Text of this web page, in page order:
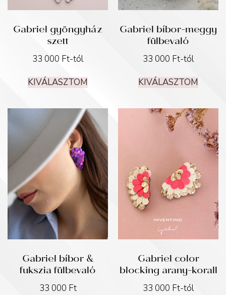
Gabriel gyöngyház
szett
33 000 Ft-tól
KIVÁLASZTOM
Gabriel bíbor-meggy
fülbevaló
33 000 Ft-tól
KIVÁLASZTOM
Gabriel bíbor &
fukszia fülbevaló
33 000 Ft
Gabriel color
blocking arany-korall
33 000 Ft-tól